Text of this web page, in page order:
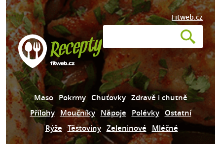
Fitweb.cz
Maso Pokrmy Chuťovky Zdravě i chutně
Přílohy Moučníky Nápoje Polévky Ostatní
Rýže Těstoviny Zeleninové Mléčné